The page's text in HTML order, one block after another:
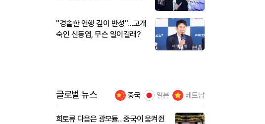
"경솔한 언행 깊이 반성"…고개
숙인 신동엽, 무슨 일이길래?
글로벌 뉴스 중국 일본 베트남
희토류 다음은 광모듈…중국이 움켜쥔